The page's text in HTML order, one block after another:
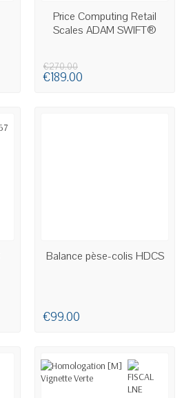
AVAILABLE
Price Computing Retail
Scales ADAM SWIFT®
€270.00
€189.00
LAST ITEMS IN STOCK
Balance pèse-colis HDCS
€99.00